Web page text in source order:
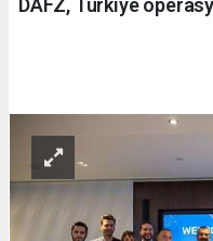
DAFZ, Türkiye